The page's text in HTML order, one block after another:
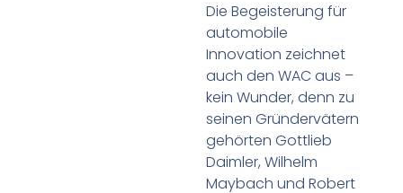
Die Begeisterung für
automobile
Innovation zeichnet
auch den WAC aus –
kein Wunder, denn zu
seinen Gründervätern
gehörten Gottlieb
Daimler, Wilhelm
Maybach und Robert